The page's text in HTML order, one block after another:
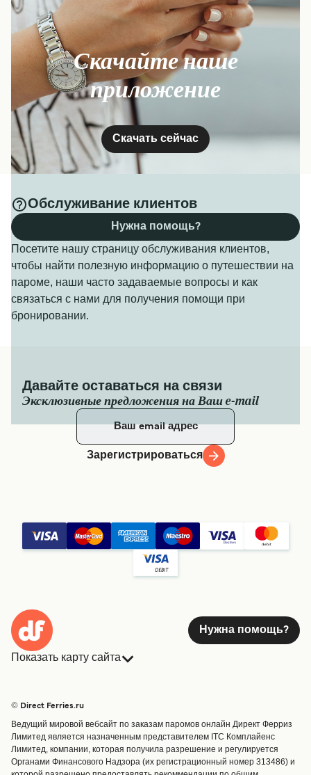
Скачайте наше
приложение
Скачать сейчас
Обслуживание клиентов
Посетите нашу страницу обслуживания клиентов,
чтобы найти полезную информацию о путешествии на
пароме, наши часто задаваемые вопросы и как
связаться с нами для получения помощи при
бронировании.
Нужна помощь?
Давайте оставаться на связи
Эксклюзивные предложения на Ваш e-mail
Зарегистрироваться
Нужна помощь?
Показать карту сайта
Страны
Обслуживание клиентов
Операторы
Маршруты и порты
Special Offers
Грузоперевозки
© Direct Ferries.ru
Ведущий мировой вебсайт по заказам паромов онлайн Директ Ферриз
Лимитед является назначенным представителем ITC Комплайенс
Лимитед, компании, которая получила разрешение и регулируется
Органами Финансового Надзора (их регистрационный номер 313486) и